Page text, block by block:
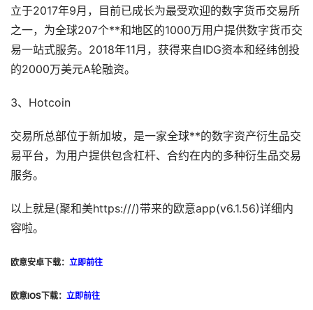
立于2017年9月，目前已成长为最受欢迎的数字货币交易所
之一，为全球207个**和地区的1000万用户提供数字货币交
易一站式服务。2018年11月，获得来自IDG资本和经纬创投
的2000万美元A轮融资。
3、Hotcoin
交易所总部位于新加坡，是一家全球**的数字资产衍生品交
易平台，为用户提供包含杠杆、合约在内的多种衍生品交易
服务。
以上就是(聚和美https:///)带来的欧意app(v6.1.56)详细内
容啦。
欧意安卓下载： 立即前往
欧意IOS下载： 立即前往